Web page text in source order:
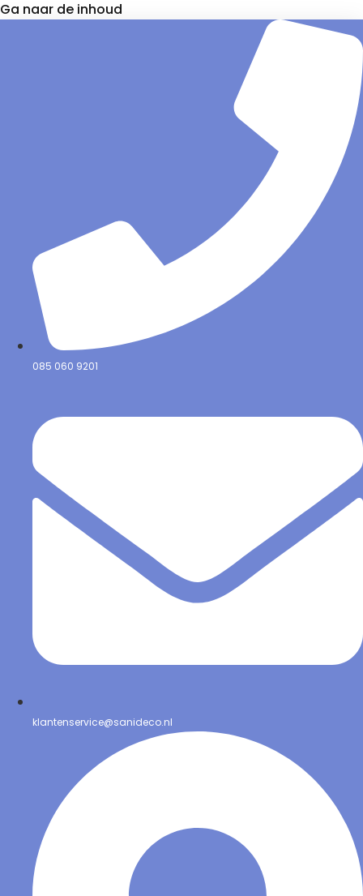
Ga naar de inhoud
085 060 9201
klantenservice@sanideco.nl